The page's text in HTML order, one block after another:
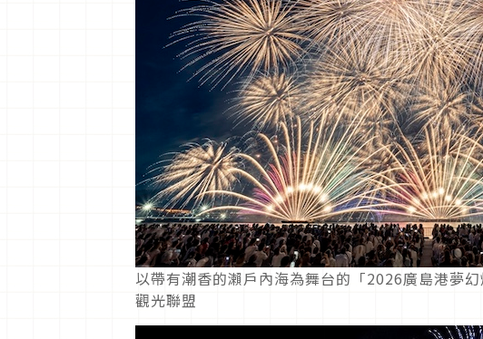
以帶有潮香的瀨戶內海為舞台的「2026廣島港夢
觀光聯盟